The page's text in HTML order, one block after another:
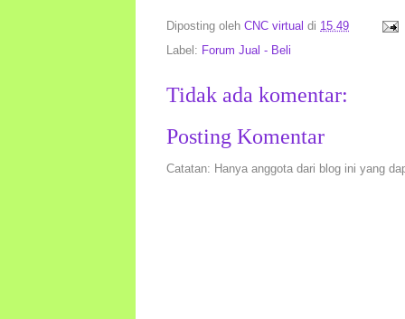
Diposting oleh CNC virtual di 15.49
Label: Forum Jual - Beli
Tidak ada komentar:
Posting Komentar
Catatan: Hanya anggota dari blog ini yang